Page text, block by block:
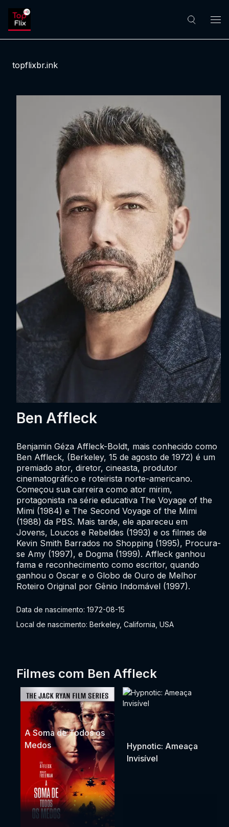
topflixbr.ink
Ben Affleck
Data de nascimento: 1972-08-15
Local de nascimento: Berkeley, California, USA
Benjamin Géza Affleck-Boldt, mais conhecido como
Ben Affleck, (Berkeley, 15 de agosto de 1972) é um
premiado ator, diretor, cineasta, produtor
cinematográfico e roteirista norte-americano.
Começou sua carreira como ator mirim,
protagonista na série educativa The Voyage of the
Mimi (1984) e The Second Voyage of the Mimi
(1988) da PBS. Mais tarde, ele apareceu em
Jovens, Loucos e Rebeldes (1993) e os filmes de
Kevin Smith Barrados no Shopping (1995), Procura-
se Amy (1997), e Dogma (1999). Affleck ganhou
fama e reconhecimento como escritor, quando
ganhou o Oscar e o Globo de Ouro de Melhor
Roteiro Original por Gênio Indomável (1997).
Filmes com Ben Affleck
A Soma de Todos os
Medos
Hypnotic: Ameaça
Invisível